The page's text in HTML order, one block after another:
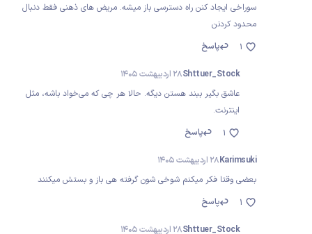
سوراخی ایجاد کنن راه دسترسی باز میشه. مریض های ذهنی فقط دنبال
محدود کردنن
پاسخ
1
Shttuer_Stock28 اردیبهشت 1405
عاشق بگیر ببند هستن دیگه. حالا هر چی که می‌خواد باشه، مثل
اینترنت.
پاسخ
1
Karimsuki28 اردیبهشت 1405
بعضی وقتا فکر میکنم شوخی شون گرفته هی باز و بستش میکنند
پاسخ
1
Shttuer_Stock28 اردیبهشت 1405